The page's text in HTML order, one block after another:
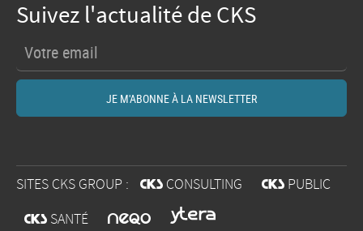
Suivez l'actualité de CKS
SITES CKS GROUP : @ CONSULTING @ PUBLIC
@ SANTÉ O